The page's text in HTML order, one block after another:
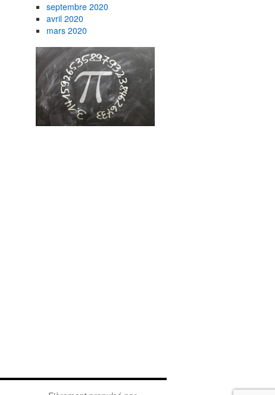
septembre 2020
avril 2020
mars 2020